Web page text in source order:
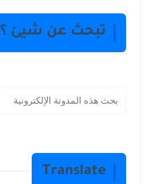
تبحث عن شيئ ؟
Translate